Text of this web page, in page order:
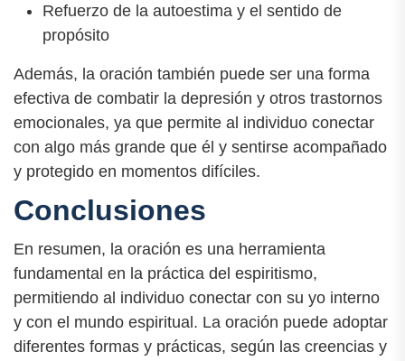
Refuerzo de la autoestima y el sentido de
propósito
Además, la oración también puede ser una forma
efectiva de combatir la depresión y otros trastornos
emocionales, ya que permite al individuo conectar
con algo más grande que él y sentirse acompañado
y protegido en momentos difíciles.
Conclusiones
En resumen, la oración es una herramienta
fundamental en la práctica del espiritismo,
permitiendo al individuo conectar con su yo interno
y con el mundo espiritual. La oración puede adoptar
diferentes formas y prácticas, según las creencias y